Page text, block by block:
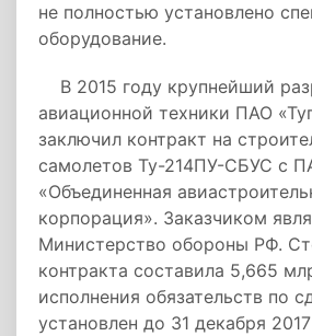
не полностью установлено
оборудование.
В 2015 году крупнейший
авиационной техники ПАО
заключил контракт на
самолетов Ту-214ПУ-СБУС с
«Объединенная
корпорация». Заказчиком
Министерство обороны РФ.
контракта составила 5,665
исполнения обязательств по
установлен до 31 декабря